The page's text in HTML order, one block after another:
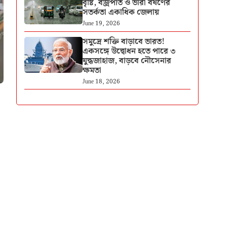
বৃষ্টি, বজ্রপাত ও ভারী বর্ষণের
সতর্কতা একাধিক জেলায়
June 19, 2026
সমুদ্রে শক্তি বাড়াবে ভারত!
একসঙ্গে উদ্বোধন হতে পারে ৩
যুদ্ধজাহাজ, বাড়বে নৌসেনার
ক্ষমতা
June 18, 2026